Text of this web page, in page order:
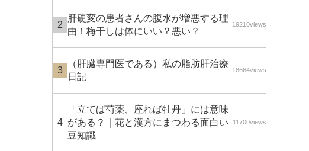
肝硬変の患者さんの腹水が増悪する理
由！梅干しは体にいい？悪い？
19210views
（肝臓専門医である）私の脂肪肝治療
日記
18664views
「立てば芍薬、座れば牡丹」には意味
がある？｜花と漢方にまつわる面白い
豆知識
11700views